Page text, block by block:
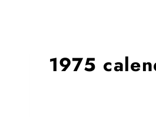
1975